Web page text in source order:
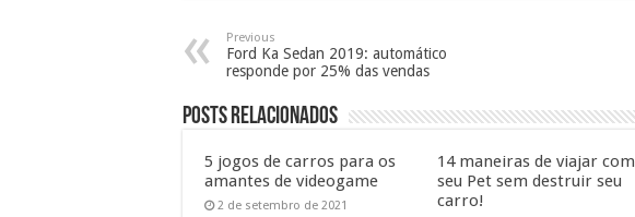
Previous
Ford Ka Sedan 2019: automático
responde por 25% das vendas
Posts Relacionados
5 jogos de carros para os
amantes de videogame
2 de setembro de 2021
14 maneiras de viajar com
seu Pet sem destruir seu
carro!